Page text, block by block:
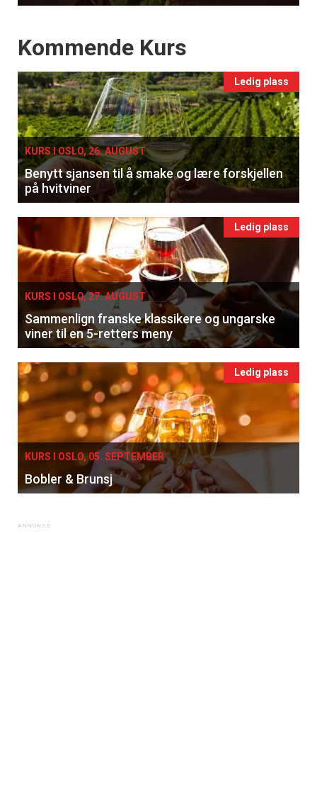
Events
Kommende Kurs
Ledig plass
KURS I OSLO, 26. AUGUST
Benytt sjansen til å smake og lære forskjellen
på hvitviner
Ledig plass
KURS I OSLO, 27. AUGUST
Sammenlign franske klassikere og ungarske
viner til en 5-retters meny
Ledig plass
KURS I OSLO, 05. SEPTEMBER
Bobler & Brunsj